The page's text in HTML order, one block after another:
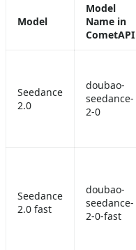
Model
Model
Name in
CometAPI
Seedance
2.0
doubao-
seedance-
2-0
Seedance
2.0 fast
doubao-
seedance-
2-0-fast